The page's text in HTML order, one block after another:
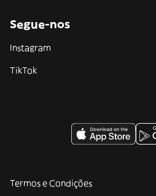
Segue-nos
Instagram
TikTok
Termos e Condições